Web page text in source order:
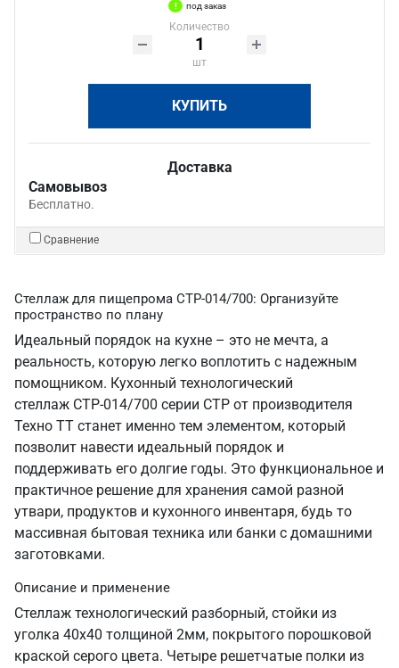
под заказ
Количество
шт
КУПИТЬ
Доставка
Самовывоз
Бесплатно.
Сравнение
Стеллаж для пищепрома СТР-014/700: Организуйте
пространство по плану
Идеальный порядок на кухне – это не мечта, а
реальность, которую легко воплотить с надежным
помощником. Кухонный технологический
стеллаж СТР-014/700 серии СТР от производителя
Техно ТТ станет именно тем элементом, который
позволит навести идеальный порядок и
поддерживать его долгие годы. Это функциональное и
практичное решение для хранения самой разной
утвари, продуктов и кухонного инвентаря, будь то
массивная бытовая техника или банки с домашними
заготовками.
Описание и применение
Стеллаж технологический разборный, стойки из
уголка 40х40 толщиной 2мм, покрытого порошковой
краской серого цвета. Четыре решетчатые полки из